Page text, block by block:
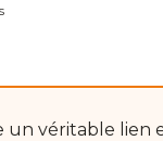
un véritable lien